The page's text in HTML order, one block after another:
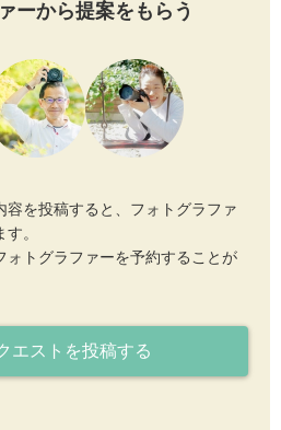
ーから提案をもらう
容を投稿すると、フォトグラファ
。
ォトグラファーを予約することが
エストを投稿する